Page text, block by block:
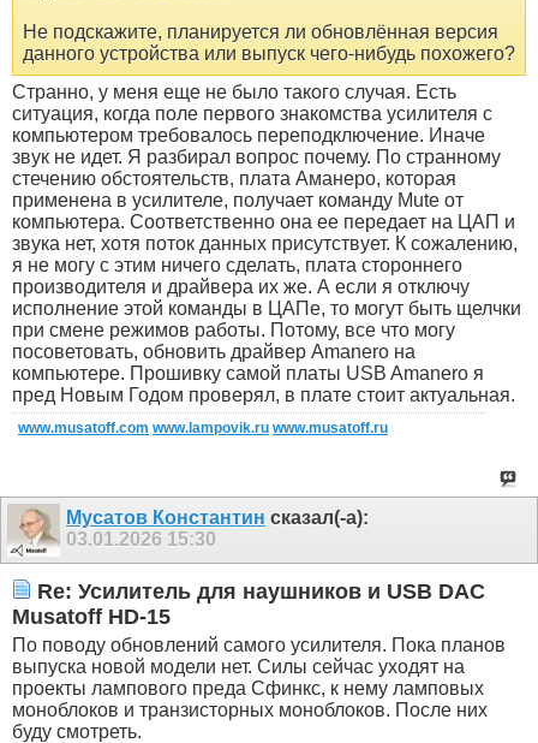
Не подскажите, планируется ли обновлённая версия
данного устройства или выпуск чего-нибудь похожего?
Странно, у меня еще не было такого случая. Есть
ситуация, когда поле первого знакомства усилителя с
компьютером требовалось переподключение. Иначе
звук не идет. Я разбирал вопрос почему. По странному
стечению обстоятельств, плата Аманеро, которая
применена в усилителе, получает команду Mute от
компьютера. Соответственно она ее передает на ЦАП и
звука нет, хотя поток данных присутствует. К сожалению,
я не могу с этим ничего сделать, плата стороннего
производителя и драйвера их же. А если я отключу
исполнение этой команды в ЦАПе, то могут быть щелчки
при смене режимов работы. Потому, все что могу
посоветовать, обновить драйвер Amanero на
компьютере. Прошивку самой платы USB Amanero я
пред Новым Годом проверял, в плате стоит актуальная.
www.musatoff.com www.lampovik.ru www.musatoff.ru
Мусатов Константин сказал(-а):
03.01.2026 15:30
Re: Усилитель для наушников и USB DAC
Musatoff HD-15
По поводу обновлений самого усилителя. Пока планов
выпуска новой модели нет. Силы сейчас уходят на
проекты лампового преда Сфинкс, к нему ламповых
моноблоков и транзисторных моноблоков. После них
буду смотреть.